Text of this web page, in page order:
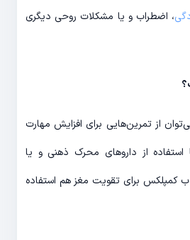
، اضطراب و یا مشکلات روحی دیگری
از تمرین‌هایی برای افزایش مهارت
استفاده از داروهای محرک ذهنی و یا
مثل امگا ۳ و ب کمپلکس برای تقویت مغز هم استفاده